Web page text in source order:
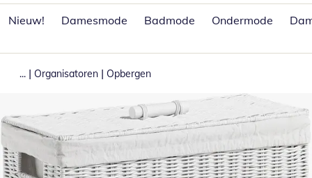
Nieuw!
Damesmode Badmode Ondermode
... | Organisatoren | Opbergen